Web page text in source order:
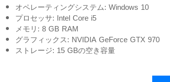
オペレーティングシステム: Windows 10
プロセッサ: Intel Core i5
メモリ: 8 GB RAM
グラフィックス: NVIDIA GeForce GTX 970
ストレージ: 15 GBの空き容量